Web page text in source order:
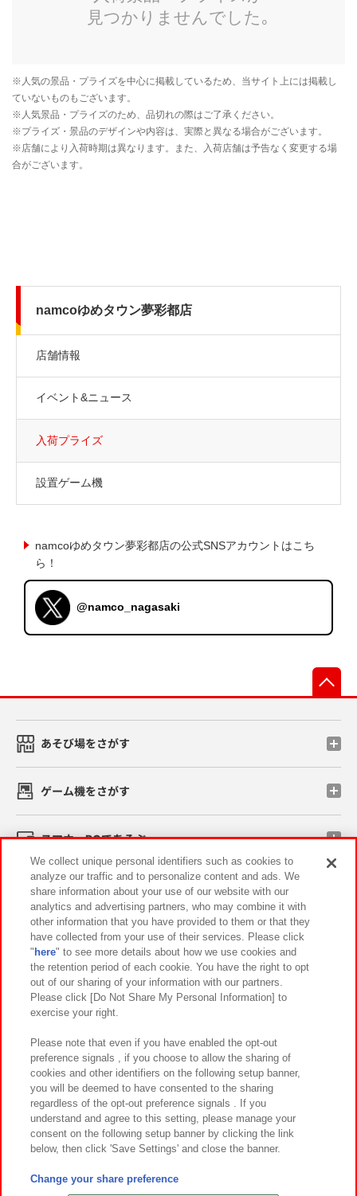
namcoゆめタウン夢彩都店
店舗情報
イベント&ニュース
入荷プライズ
設置ゲーム機
namcoゆめタウン夢彩都店の公式SNSアカウントはこち
ら！
@namco_nagasaki
あそび場をさがす
ゲーム機をさがす
スマホ・PCであそぶ
イベント・キャンペーン
関連会社 サステナビリティ サイトポリシー
プライバシーポリシー ウェブアクセシビリティ方針と検証結果
お取引先さまとともに
カスタマーハラスメント対応方針 よくあるご質問・お問い合わせ
©Bandai Namco Amusement Inc.
©Bandai Namco Amusement Lab Inc.
We collect unique personal identifiers such as cookies to
analyze our traffic and to personalize content and ads. We
share information about your use of our website with our
analytics and advertising partners, who may combine it with
other information that you have provided to them or that they
have collected from your use of their services. Please click
" here" to see more details about how we use cookies and
the retention period of each cookie. You have the right to opt
out of our sharing of your information with our partners.
Please click [Do Not Share My Personal Information] to
exercise your right.
Please note that even if you have enabled the opt-out
preference signals , if you choose to allow the sharing of
cookies and other identifiers on the following setup banner,
you will be deemed to have consented to the sharing
regardless of the opt-out preference signals . If you
understand and agree to this setting, please manage your
consent on the following setup banner by clicking the link
below, then click 'Save Settings' and close the banner.
Change your share preference